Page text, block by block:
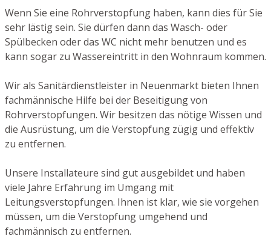
Wenn Sie eine Rohrverstopfung haben, kann dies für Sie
sehr lästig sein. Sie dürfen dann das Wasch- oder
Spülbecken oder das WC nicht mehr benutzen und es
kann sogar zu Wassereintritt in den Wohnraum kommen.
Wir als Sanitärdienstleister in Neuenmarkt bieten Ihnen
fachmännische Hilfe bei der Beseitigung von
Rohrverstopfungen. Wir besitzen das nötige Wissen und
die Ausrüstung, um die Verstopfung zügig und effektiv
zu entfernen.
Unsere Installateure sind gut ausgebildet und haben
viele Jahre Erfahrung im Umgang mit
Leitungsverstopfungen. Ihnen ist klar, wie sie vorgehen
müssen, um die Verstopfung umgehend und
fachmännisch zu entfernen.